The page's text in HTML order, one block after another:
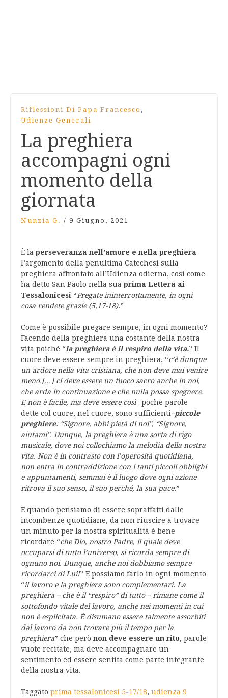
Riflessioni Di Papa Francesco ,
Udienze Generali
La preghiera
accompagni ogni
momento della
giornata
Nunzia G. / 9 Giugno, 2021
È la perseveranza nell’amore e nella preghiera
l’argomento della penultima Catechesi sulla
preghiera affrontato all’Udienza odierna, così come
ha detto San Paolo nella sua prima Lettera ai
Tessalonicesi “Pregate ininterrottamente, in ogni
cosa rendete grazie (5,17-18).”
Come è possibile pregare sempre, in ogni momento?
Facendo della preghiera una costante della nostra
vita poiché “la preghiera è il respiro della vita.” Il
cuore deve essere sempre in preghiera, “c’è dunque
un ardore nella vita cristiana, che non deve mai venire
meno.[…] ci deve essere un fuoco sacro anche in noi,
che arda in continuazione e che nulla possa spegnere.
E non è facile, ma deve essere così– poche parole
dette col cuore, nel cuore, sono sufficienti–piccole
preghiere: “Signore, abbi pietà di noi”, “Signore,
aiutami”. Dunque, la preghiera è una sorta di rigo
musicale, dove noi collochiamo la melodia della nostra
vita. Non è in contrasto con l’operosità quotidiana,
non entra in contraddizione con i tanti piccoli obblighi
e appuntamenti, semmai è il luogo dove ogni azione
ritrova il suo senso, il suo perché, la sua pace.”
E quando pensiamo di essere sopraffatti dalle
incombenze quotidiane, da non riuscire a trovare
un minuto per la nostra spiritualità è bene
ricordare “che Dio, nostro Padre, il quale deve
occuparsi di tutto l’universo, si ricorda sempre di
ognuno noi. Dunque, anche noi dobbiamo sempre
ricordarci di Lui!” E possiamo farlo in ogni momento
“il lavoro e la preghiera sono complementari. La
preghiera – che è il “respiro” di tutto – rimane come il
sottofondo vitale del lavoro, anche nei momenti in cui
non è esplicitata. È disumano essere talmente assorbiti
dal lavoro da non trovare più il tempo per la
preghiera” che però non deve essere un rito, parole
vuote recitate, ma deve accompagnare un
sentimento ed essere sentita come parte integrante
della nostra vita.
Taggato prima tessalonicesi 5-17/18, udienza 9